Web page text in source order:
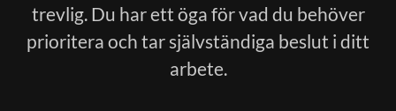
trevlig. Du har ett öga för vad du behöver
prioritera och tar självständiga beslut i ditt
arbete.